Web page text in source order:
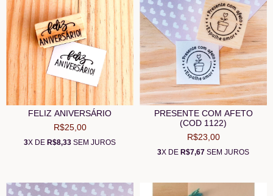
FELIZ ANIVERSÁRIO
R$25,00
3X DE R$8,33 SEM JUROS
PRESENTE COM AFETO
(COD 1122)
R$23,00
3X DE R$7,67 SEM JUROS